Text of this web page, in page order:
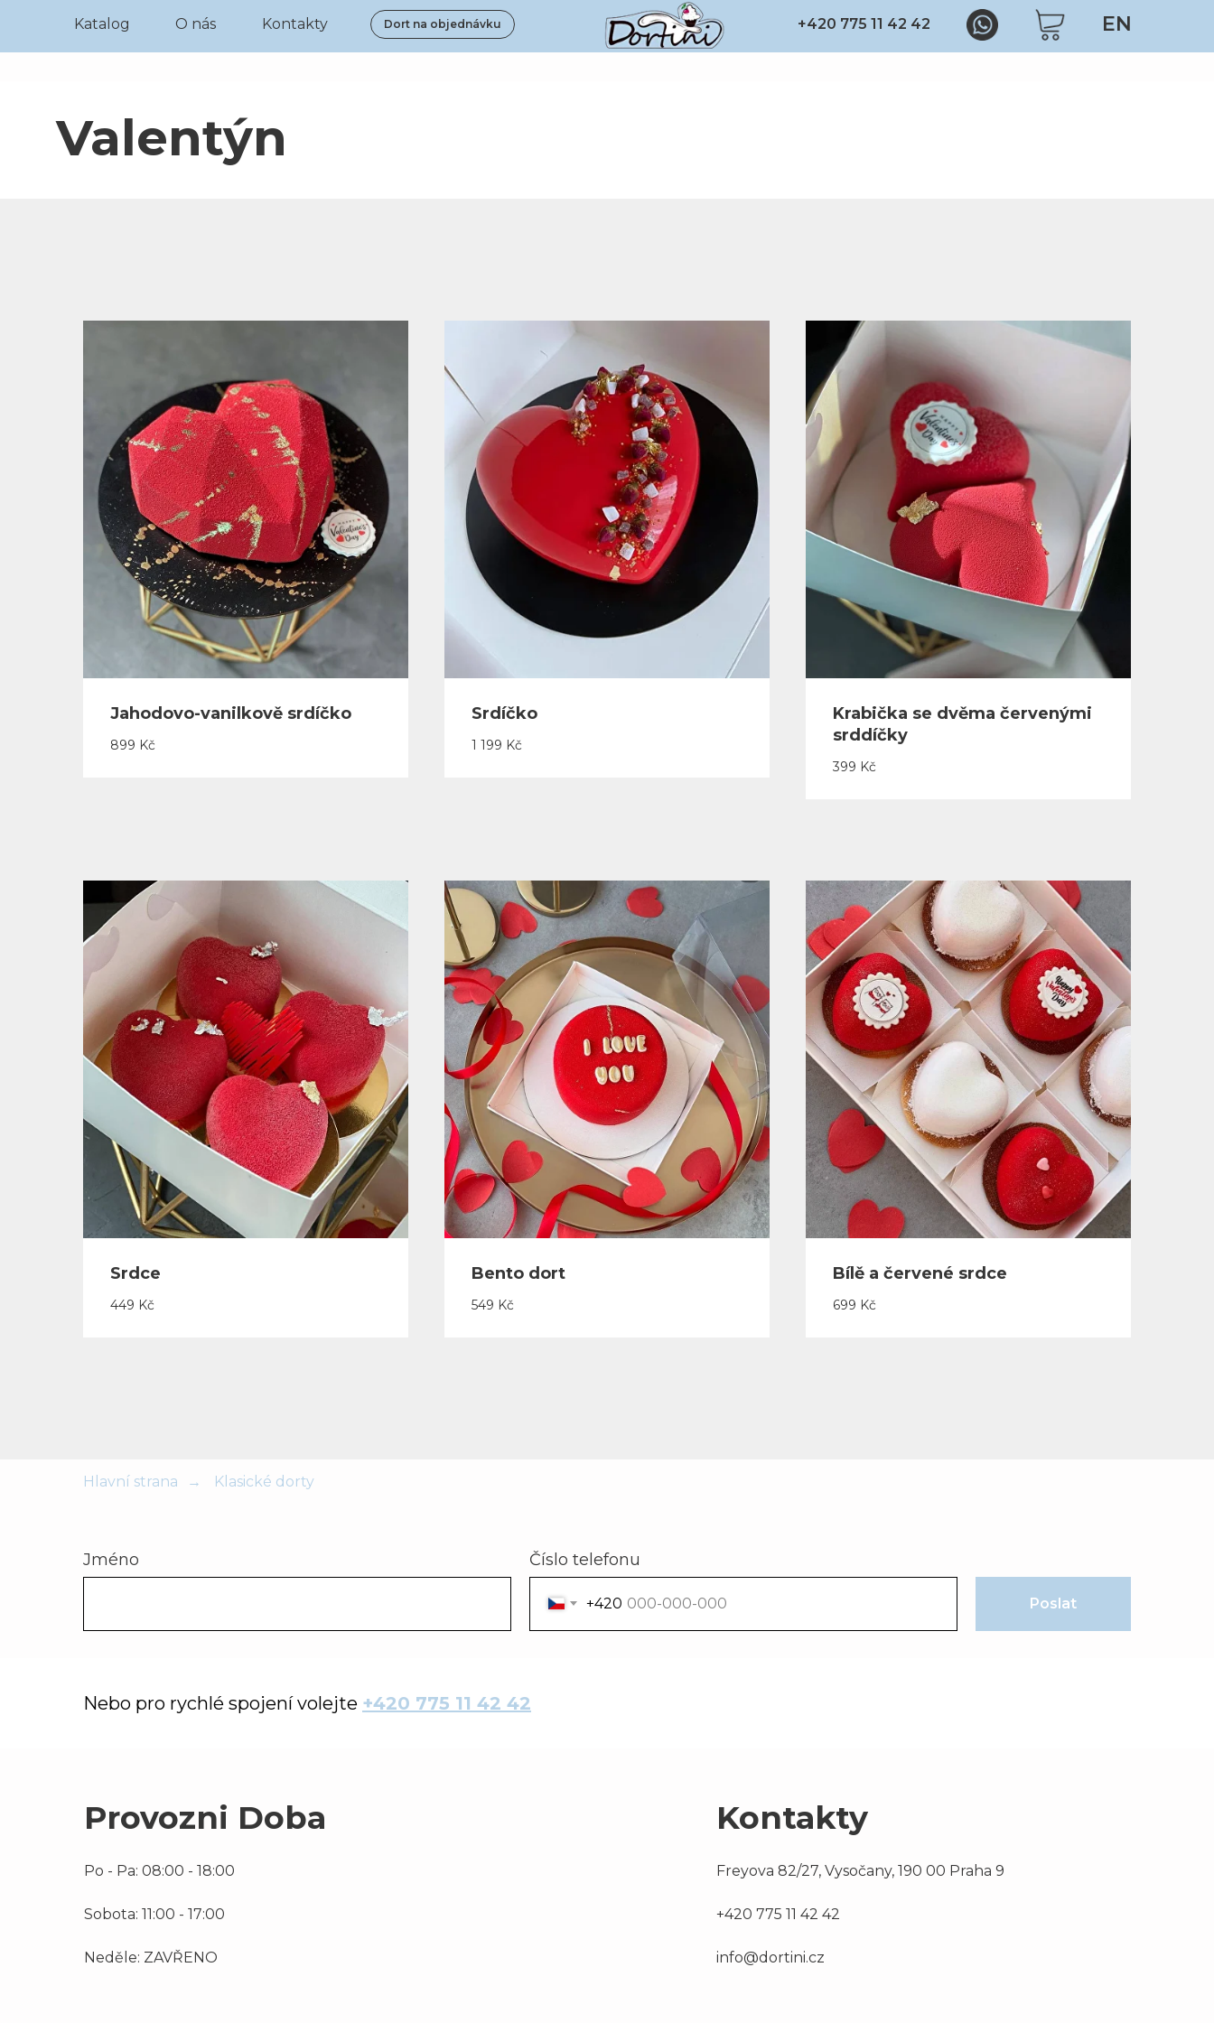
Katalog O nás Kontakty EN
+420 775 11 42 42
Dort na objednávku
Valentýn
Jahodovo-vanilkově srdíčko
899 Kč
Srdíčko
1 199 Kč
Krabička se dvěma červenými
srddíčky
399 Kč
Srdce
449 Kč
Bento dort
549 Kč
Bílě a červené srdce
699 Kč
Hlavní strana → Klasické dorty
Jméno Číslo telefonu
+420 Poslat
Nebo pro rychlé spojení volejte +420 775 11 42 42
Provozni Doba
Po - Pa: 08:00 - 18:00
Sobota: 11:00 - 17:00
Neděle: ZAVŘENO
Kontakty
Freyova 82/27, Vysočany, 190 00 Praha 9
+420 775 11 42 42
info@dortini.cz